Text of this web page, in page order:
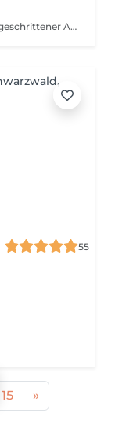
Unsere Young Stylists (Auszubildende in fortgeschrittener Ausbildung) suchen regelmäßig Modelle, um ihr handwerkliches Können zu vertiefen. Als Modell profitieren Sie von einem vergünstigten Preis und einem Haarschnitt unter professioneller Anleitung unserer erfahrenen Stylisten. Bitte beachten: Diese Dienstleistung ist nicht online buchbar. Gerne können Sie uns im Salon anrufen und sich persönlich mit einem unserer Ausbilder in Verbindung setzen, um gemeinsam abzuklären, ob Ihr gewünschter Haarschnitt als Modellhaarschnitt geeignet ist.
55
15 »